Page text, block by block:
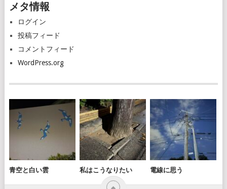
イ
メタ情報
ログイン
投稿フィード
コメントフィード
WordPress.org
青空と白い雲 私はこうなりたい 電線に思う